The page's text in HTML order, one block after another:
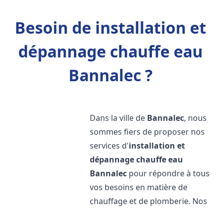
Besoin de installation et
dépannage chauffe eau
Bannalec ?
Dans la ville de Bannalec, nous
sommes fiers de proposer nos
services d'installation et
dépannage chauffe eau
Bannalec pour répondre à tous
vos besoins en matière de
chauffage et de plomberie. Nos